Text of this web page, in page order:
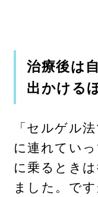
治療後は
出かける
「セルゲル
に連れてい
に乗るとき
ました。で